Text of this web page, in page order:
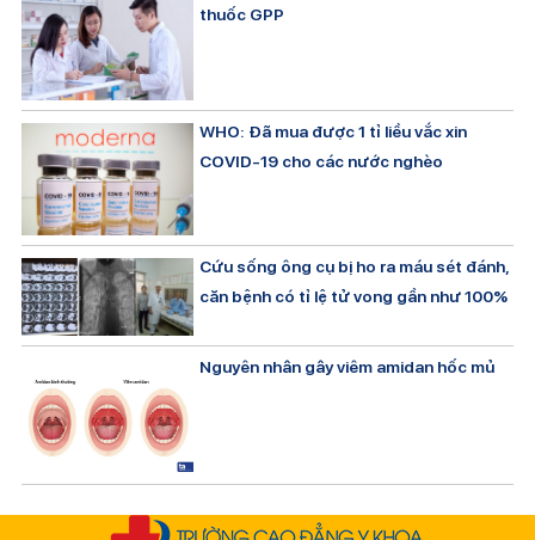
thuốc GPP
WHO: Đã mua được 1 tỉ liều vắc xin
COVID-19 cho các nước nghèo
Cứu sống ông cụ bị ho ra máu sét đánh,
căn bệnh có tỉ lệ tử vong gần như 100%
Nguyên nhân gây viêm amidan hốc mủ